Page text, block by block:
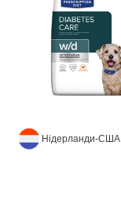
Нідерланди-США